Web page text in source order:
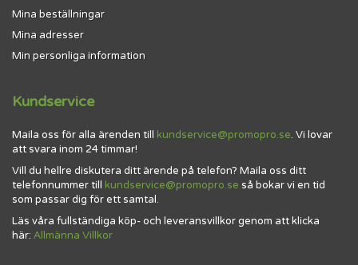
Mina beställningar
Mina adresser
Min personliga information
Kundservice
Maila oss för alla ärenden till kundservice@promopro.se. Vi lovar
att svara inom 24 timmar!
Vill du hellre diskutera ditt ärende på telefon? Maila oss ditt
telefonnummer till kundservice@promopro.se så bokar vi en tid
som passar dig för ett samtal.
Läs våra fullständiga köp- och leveransvillkor genom att klicka
här: Allmänna Villkor